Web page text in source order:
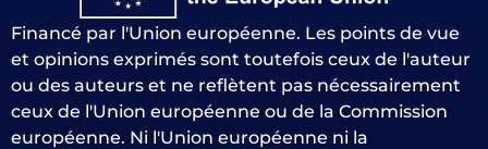
Financé par l'Union européenne. Les points de vue
et opinions exprimés sont toutefois ceux de l'auteur
ou des auteurs et ne reflètent pas nécessairement
ceux de l'Union européenne ou de la Commission
européenne. Ni l'Union européenne ni la